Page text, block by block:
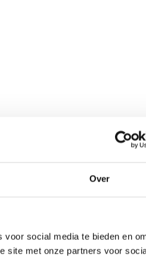
Over
social media te bieden en
site met onze partners voor